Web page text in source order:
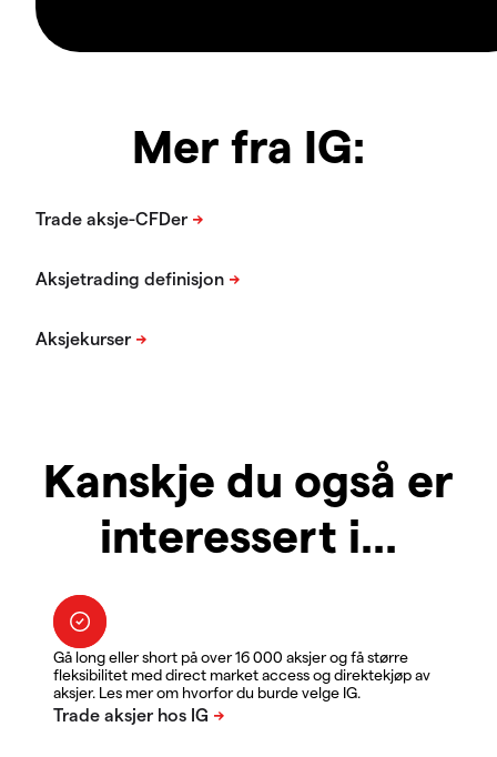
Mer fra IG:
Kanskje du også er
interessert i...
Gå long eller short på over 16 000 aksjer og få større
fleksibilitet med direct market access og direktekjøp av
aksjer. Les mer om hvorfor du burde velge IG.